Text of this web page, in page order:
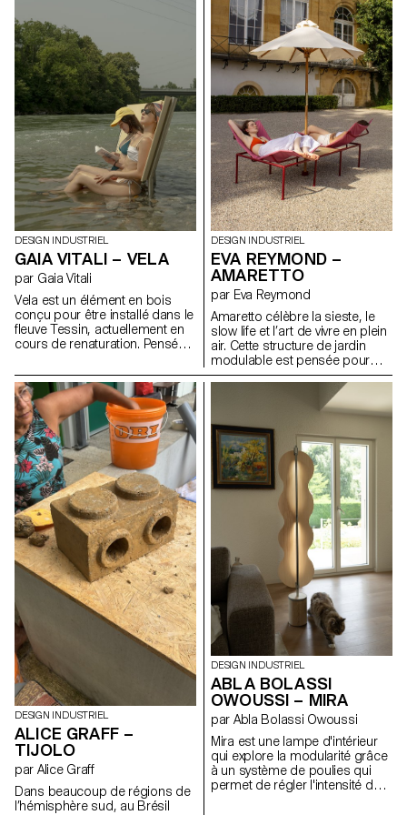
pression, l’eau s’écoule. L’eau
non consommée est
récupérée dans une gamelle en
contrebas pour permettre à
son petit compagnon de
s’hydrater. Lorsque l’utilisateur
retire son pied, l’eau s’arrête et
la gamelle se vide lentement,
évitant les flaques stagnantes et
les débordements. Réalisée en
fonte, un matériau durable et
résistant aux intempéries, Paco
s’intègre à l’espace public tout
en renforçant le lien avec son
animal de compagnie.
ce qui se trouve sous la
surface. Il s’agit d’un
changement de regard sur la
nature, mais cette fois-ci au
sens littéral, grâce à des
instruments de vision destinés
à aider les curieux et curieuses
de la faune et de la flore. Nous
avons donc ici une longue-vue,
une loupe et un aquascope, qui
veulent jouer avec la physique
optique tout en illustrant ses
propriétés dans une démarche
pédagogique.
DESIGN INDUSTRIEL
GAIA VITALI – VELA
par Gaia Vitali
Vela est un élément en bois
conçu pour être installé dans le
fleuve Tessin, actuellement en
cours de renaturation. Pensé
baignade, Vela invite les
personnes à entrer dans l’eau
et à profiter du fleuve pendant
ses moments de calme. Sa
forme de dossier est
accueillante et offre une pause
immersive au cœur de la
nature. Mais le Tessin peut
soudainement devenir
dangereux : lorsque le courant
se renforce, Vela s’ouvre en
révélant une signalétique
colorée qui indique le risque.
Un objet qui allie confort et
sécurité, conçu pour
rapprocher les gens du fleuve
de manière simple, intuitive et
responsable.
DESIGN INDUSTRIEL
EVA REYMOND –
AMARETTO
par Eva Reymond
Amaretto célèbre la sieste, le
slow life et l’art de vivre en plein
air. Cette structure de jardin
modulable est pensée pour
créer des moments de repos
Composée de trois parties, elle
accueille au choix une
plateforme en bois ainsi que
deux transats, orientables
selon les envies, côte à côte ou
encore face à face. Les assises
offrent deux positions, dont une
semi-allongée idéale pour la
sieste. Grâce à un système de
connecteurs vissés, la structure
est solide, démontable et
adaptable. Elle permet de
composer librement des îlots
de détente, au jardin ou au
bord de l’eau.
DESIGN INDUSTRIEL
ALICE GRAFF –
TIJOLO
par Alice Graff
Dans beaucoup de régions de
l’hémisphère sud, au Brésil
DESIGN INDUSTRIEL
ABLA BOLASSI
OWOUSSI – MIRA
par Abla Bolassi Owoussi
Mira est une lampe d'intérieur
qui explore la modularité grâce
à un système de poulies qui
permet de régler l'intensité de